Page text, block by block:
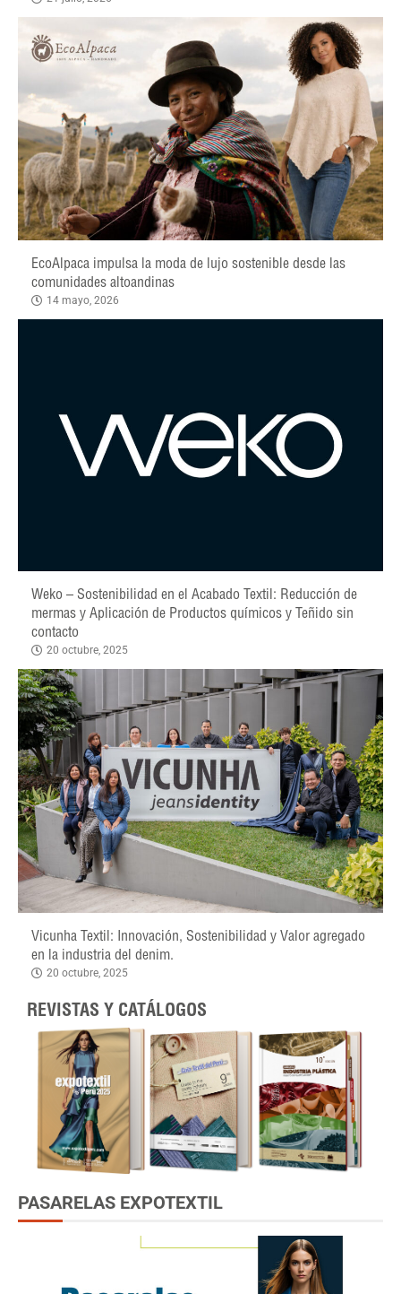
EcoAlpaca impulsa la moda de lujo sostenible desde las
comunidades altoandinas
14 mayo, 2026
Weko – Sostenibilidad en el Acabado Textil: Reducción de
mermas y Aplicación de Productos químicos y Teñido sin
contacto
20 octubre, 2025
Vicunha Textil: Innovación, Sostenibilidad y Valor agregado
en la industria del denim.
20 octubre, 2025
REVISTAS Y CATÁLOGOS
PASARELAS EXPOTEXTIL